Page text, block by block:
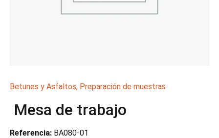
Betunes y Asfaltos, Preparación de muestras
Mesa de trabajo
Referencia: BA080-01